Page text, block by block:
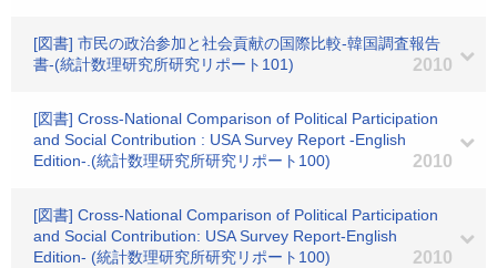
[図書] 市民の政治参加と社会貢献の国際比較-韓国調査報告
書-(統計数理研究所研究リポート101)
2010
[図書] Cross-National Comparison of Political Participation
and Social Contribution : USA Survey Report -English
Edition-.(統計数理研究所研究リポート100)
2010
[図書] Cross-National Comparison of Political Participation
and Social Contribution: USA Survey Report-English
Edition- (統計数理研究所研究リポート100)
2010